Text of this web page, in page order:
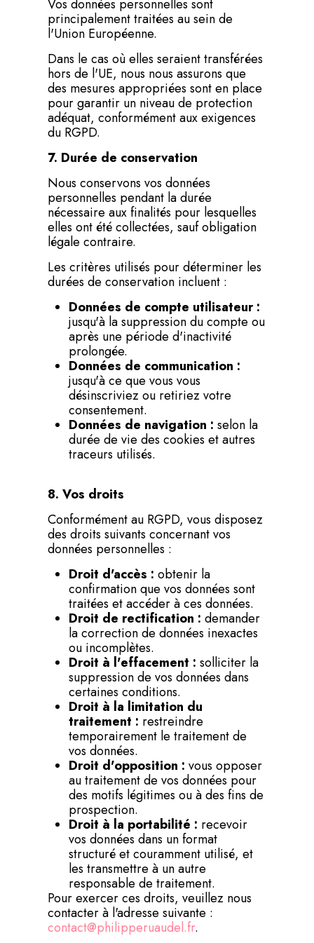
Vos données personnelles sont
principalement traitées au sein de
l'Union Européenne.
Dans le cas où elles seraient transférées
hors de l'UE, nous nous assurons que
des mesures appropriées sont en place
pour garantir un niveau de protection
adéquat, conformément aux exigences
du RGPD.
7. Durée de conservation
Nous conservons vos données
personnelles pendant la durée
nécessaire aux finalités pour lesquelles
elles ont été collectées, sauf obligation
légale contraire.
Les critères utilisés pour déterminer les
durées de conservation incluent :
Données de compte utilisateur :
jusqu'à la suppression du compte ou
après une période d'inactivité
prolongée.
Données de communication :
jusqu'à ce que vous vous
désinscriviez ou retiriez votre
consentement.
Données de navigation : selon la
durée de vie des cookies et autres
traceurs utilisés.
8. Vos droits
Conformément au RGPD, vous disposez
des droits suivants concernant vos
données personnelles :
Droit d'accès : obtenir la
confirmation que vos données sont
traitées et accéder à ces données.
Droit de rectification : demander
la correction de données inexactes
ou incomplètes.
Droit à l'effacement : solliciter la
suppression de vos données dans
certaines conditions.
Droit à la limitation du
traitement : restreindre
temporairement le traitement de
vos données.
Droit d'opposition : vous opposer
au traitement de vos données pour
des motifs légitimes ou à des fins de
prospection.
Droit à la portabilité : recevoir
vos données dans un format
structuré et couramment utilisé, et
les transmettre à un autre
responsable de traitement.
Pour exercer ces droits, veuillez nous
contacter à l'adresse suivante :
contact@philipperuaudel.fr.